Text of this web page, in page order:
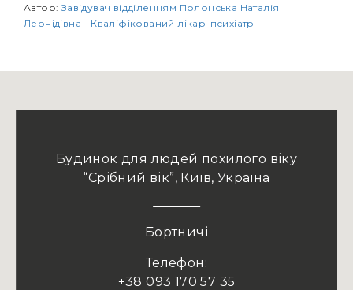
Автор:Завідувач відділенням Полонська Наталія
Леонідівна - Кваліфікований лікар-психіатр
Будинок для людей похилого віку
“Срібний вік”, Київ, Україна
Бортничі
Телефон:
+38 093 170 57 35